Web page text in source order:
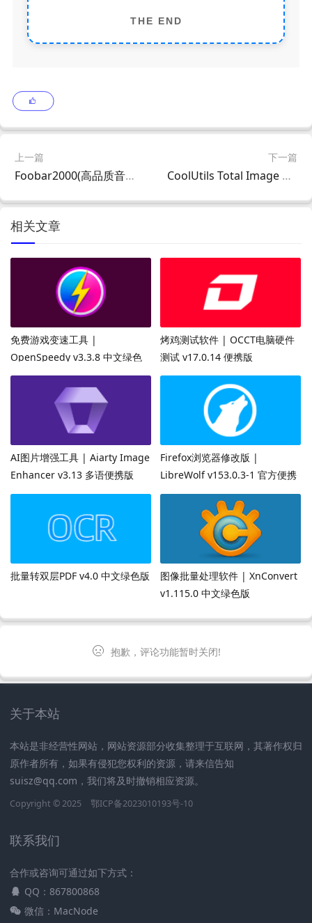
THE END
上一篇
Foobar2000(高品质音频播放器)汉化增强版 v2.25.8 By Asion(05.06)
下一篇
CoolUtils Total Image Converter(图像转换工具) v8.2.0.298 多语便携版
相关文章
免费游戏变速工具 |
OpenSpeedy v3.3.8 中文绿色
版
烤鸡测试软件 | OCCT电脑硬件
测试 v17.0.14 便携版
AI图片增强工具 | Aiarty Image
Enhancer v3.13 多语便携版
Firefox浏览器修改版 |
LibreWolf v153.0.3-1 官方便携
版
批量转双层PDF v4.0 中文绿色版
图像批量处理软件 | XnConvert
v1.115.0 中文绿色版
抱歉，评论功能暂时关闭!
关于本站
本站是非经营性网站，网站资源部分收集整理于互联网，其著作权归
原作者所有，如果有侵犯您权利的资源，请来信告知
suisz@qq.com，我们将及时撤销相应资源。
Copyright © 2025 鄂ICP备2023010193号-10
联系我们
合作或咨询可通过如下方式：
QQ：867800868
微信：MacNode